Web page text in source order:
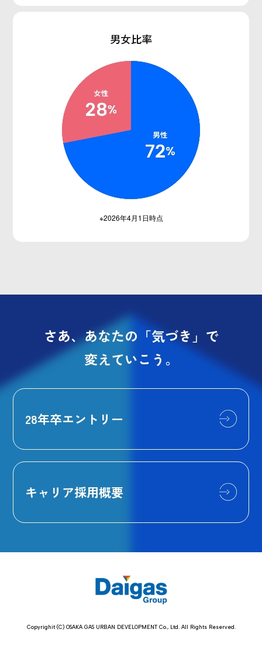
男女比率
※2026年4月1日時点
さあ、あなたの「気づき」で
変えていこう。
28年卒エントリー
キャリア採用概要
Copyrighit (C) OSAKA GAS URBAN DEVELOPMENT Co., Ltd. All Rights Reserved.